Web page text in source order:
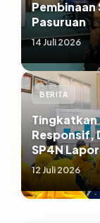
Pasuruan
14 Juli 2026
BERITA
Tingkatkan
Responsif,
SP4N
serta SD/
12 Juli 2026